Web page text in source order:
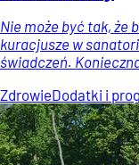
Nie może być tak, że
kuracjusze w
świadczeń.
ZdrowieDodatki i